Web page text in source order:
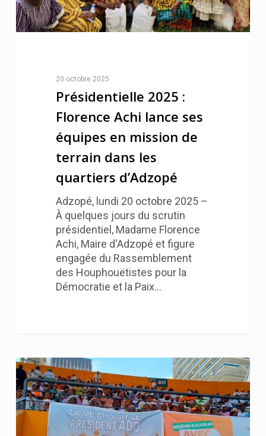
20 octobre 2025
Présidentielle 2025 :
Florence Achi lance ses
équipes en mission de
terrain dans les
quartiers d’Adzopé
Adzopé, lundi 20 octobre 2025 –
À quelques jours du scrutin
présidentiel, Madame Florence
Achi, Maire d'Adzopé et figure
engagée du Rassemblement
des Houphouëtistes pour la
Démocratie et la Paix…